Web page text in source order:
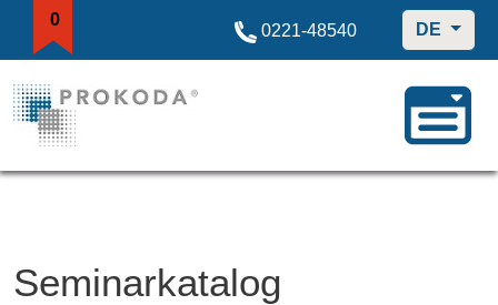
0
0221-48540 DE
Seminarkatalog